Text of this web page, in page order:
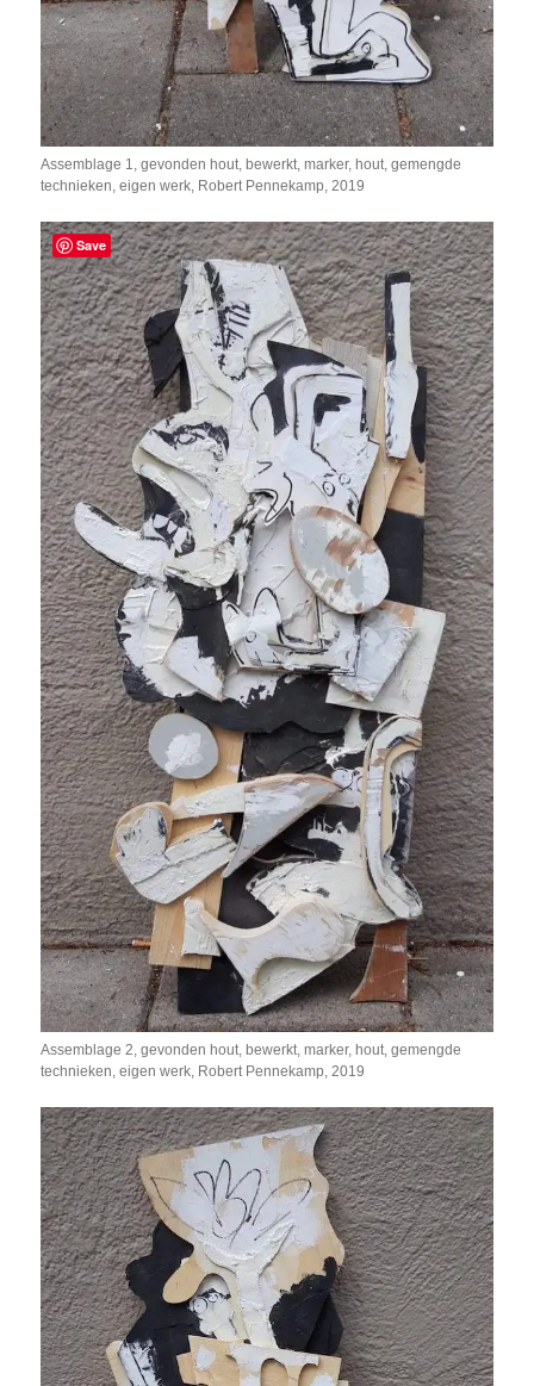
Assemblage 1, gevonden hout, bewerkt, marker, hout, gemengde
technieken, eigen werk, Robert Pennekamp, 2019
Assemblage 2, gevonden hout, bewerkt, marker, hout, gemengde
technieken, eigen werk, Robert Pennekamp, 2019
Save